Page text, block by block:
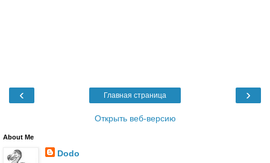
‹ ›
Главная страница
Открыть веб-версию
About Me
Dodo